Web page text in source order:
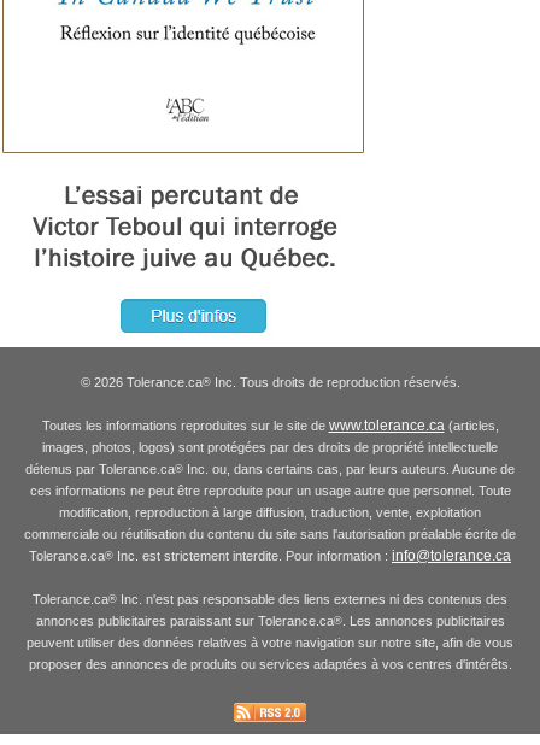
© 2026 Tolerance.ca®Inc. Tous droits de reproduction réservés.
Toutes les informations reproduites sur le site de www.tolerance.ca(articles,
images, photos, logos) sont protégées par des droits de propriété intellectuelle
détenus par Tolerance.ca® Inc. ou, dans certains cas, par leurs auteurs. Aucune de
ces informations ne peut être reproduite pour un usage autre que personnel. Toute
modification, reproduction à large diffusion, traduction, vente, exploitation
commerciale ou réutilisation du contenu du site sans l'autorisation préalable écrite de
Tolerance.ca® Inc. est strictement interdite. Pour information : info@tolerance.ca
Tolerance.ca® Inc. n'est pas responsable des liens externes ni des contenus des
annonces publicitaires paraissant sur Tolerance.ca®. Les annonces publicitaires
peuvent utiliser des données relatives à votre navigation sur notre site, afin de vous
proposer des annonces de produits ou services adaptées à vos centres d'intérêts.